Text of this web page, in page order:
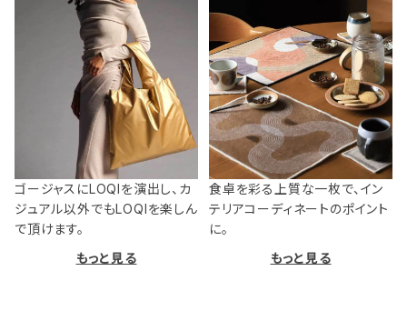
ゴージャスにLOQIを演出し、カ
ジュアル以外でもLOQIを楽しん
で頂けます。
もっと見る
食卓を彩る上質な一枚で、イン
テリアコーディネートのポイント
に。
もっと見る